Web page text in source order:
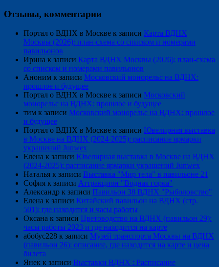
Отзывы, комментарии
Портал о ВДНХ в Москве к записи Карта ВДНХ
Москвы (2026): план-схема со списком и номерами
павильонов
Ирина к записи Карта ВДНХ Москвы (2026): план-схема
со списком и номерами павильонов
Аноним к записи Московский монорельс на ВДНХ:
прошлое и будущее
Портал о ВДНХ в Москве к записи Московский
монорельс на ВДНХ: прошлое и будущее
тим к записи Московский монорельс на ВДНХ: прошлое
и будущее
Портал о ВДНХ в Москве к записи Ювелирная выставка
в Москве на ВДНХ (2024-2025): расписание ярмарки
украшений Junwex
Елена к записи Ювелирная выставка в Москве на ВДНХ
(2024-2025): расписание ярмарки украшений Junwex
Наталья к записи Выставка "Мир тела" в павильоне 21
София к записи Аттракцион "Водная горка"
Александр к записи Павильон 38 ВДНХ "Рыболовство"
Елена к записи Китайский павильон на ВДНХ (стр.
501): где находится и часы работы
Оксана к записи Цветоводство на ВДНХ (павильон 29):
часы работы 2023 и где находится на карте
абобус228 к записи Музей транспорта Москвы на ВДНХ
(павильон 26): описание, где находится на карте и цена
билета
Янек к записи Выставки ВДНХ : Расписание